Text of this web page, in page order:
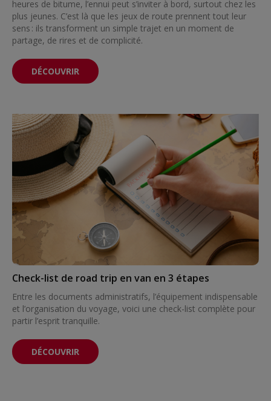
heures de bitume, l’ennui peut s’inviter à bord, surtout chez les
plus jeunes. C’est là que les jeux de route prennent tout leur
sens : ils transforment un simple trajet en un moment de
partage, de rires et de complicité.
DÉCOUVRIR
Check-list de road trip en van en 3 étapes
Entre les documents administratifs, l’équipement indispensable
et l’organisation du voyage, voici une check-list complète pour
partir l’esprit tranquille.
DÉCOUVRIR